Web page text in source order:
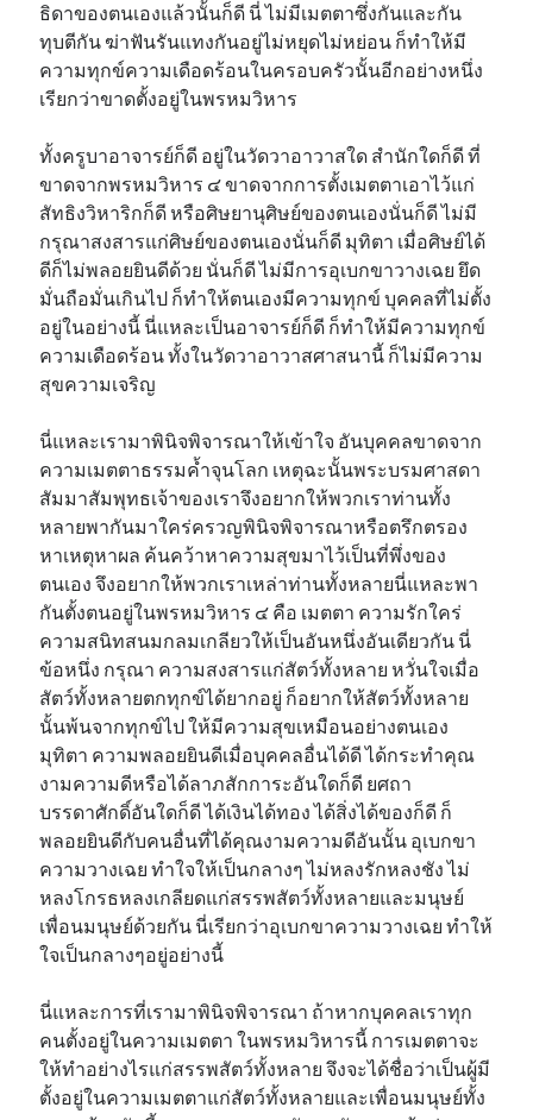
ธิดาของตนเองแล้วนั้นก็ดี นี่ ไม่มีเมตตาซึ่งกันและกัน
ทุบตีกัน ฆ่าฟันรันแทงกันอยู่ไม่หยุดไม่หย่อน ก็ทำให้มี
ความทุกข์ความเดือดร้อนในครอบครัวนั้นอีกอย่างหนึ่ง
เรียกว่าขาดตั้งอยู่ในพรหมวิหาร
ทั้งครูบาอาจารย์ก็ดี อยู่ในวัดวาอาวาสใด สำนักใดก็ดี ที่
ขาดจากพรหมวิหาร ๔ ขาดจากการตั้งเมตตาเอาไว้แก่
สัทธิงวิหาริกก็ดี หรือศิษยานุศิษย์ของตนเองนั่นก็ดี ไม่มี
กรุณาสงสารแก่ศิษย์ของตนเองนั่นก็ดี มุทิตา เมื่อศิษย์ได้
ดีก็ไม่พลอยยินดีด้วย นั่นก็ดี ไม่มีการอุเบกขาวางเฉย ยึด
มั่นถือมั่นเกินไป ก็ทำให้ตนเองมีความทุกข์ บุคคลที่ไม่ตั้ง
อยู่ในอย่างนี้ นี่แหละเป็นอาจารย์ก็ดี ก็ทำให้มีความทุกข์
ความเดือดร้อน ทั้งในวัดวาอาวาสศาสนานี้ ก็ไม่มีความ
สุขความเจริญ
นี่แหละเรามาพินิจพิจารณาให้เข้าใจ อันบุคคลขาดจาก
ความเมตตาธรรมค้ำจุนโลก เหตุฉะนั้นพระบรมศาสดา
สัมมาสัมพุทธเจ้าของเราจึงอยากให้พวกเราท่านทั้ง
หลายพากันมาใคร่ครวญพินิจพิจารณาหรือตรึกตรอง
หาเหตุหาผล ค้นคว้าหาความสุขมาไว้เป็นที่พึ่งของ
ตนเอง จึงอยากให้พวกเราเหล่าท่านทั้งหลายนี่แหละพา
กันตั้งตนอยู่ในพรหมวิหาร ๔ คือ เมตตา ความรักใคร่
ความสนิทสนมกลมเกลียวให้เป็นอันหนึ่งอันเดียวกัน นี่
ข้อหนึ่ง กรุณา ความสงสารแก่สัตว์ทั้งหลาย หวั่นใจเมื่อ
สัตว์ทั้งหลายตกทุกข์ได้ยากอยู่ ก็อยากให้สัตว์ทั้งหลาย
นั้นพ้นจากทุกข์ไป ให้มีความสุขเหมือนอย่างตนเอง
มุทิตา ความพลอยยินดีเมื่อบุคคลอื่นได้ดี ได้กระทำคุณ
งามความดีหรือได้ลาภสักการะอันใดก็ดี ยศถา
บรรดาศักดิ์อันใดก็ดี ได้เงินได้ทอง ได้สิ่งได้ของก็ดี ก็
พลอยยินดีกับคนอื่นที่ได้คุณงามความดีอันนั้น อุเบกขา
ความวางเฉย ทำใจให้เป็นกลางๆ ไม่หลงรักหลงชัง ไม่
หลงโกรธหลงเกลียดแก่สรรพสัตว์ทั้งหลายและมนุษย์
เพื่อนมนุษย์ด้วยกัน นี่เรียกว่าอุเบกขาความวางเฉย ทำให้
ใจเป็นกลางๆอยู่อย่างนี้
นี่แหละการที่เรามาพินิจพิจารณา ถ้าหากบุคคลเราทุก
คนตั้งอยู่ในความเมตตา ในพรหมวิหารนี้ การเมตตาจะ
ให้ทำอย่างไรแก่สรรพสัตว์ทั้งหลาย จึงจะได้ชื่อว่าเป็นผู้มี
ตั้งอยู่ในความเมตตาแก่สัตว์ทั้งหลายและเพื่อนมนุษย์ทั้ง